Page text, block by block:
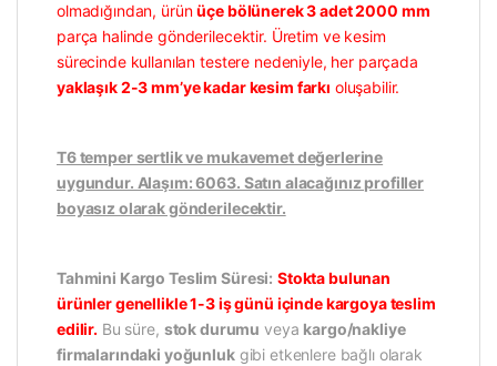
olmadığından, ürünüçe bölünerek 3 adet 2000 mm
parça halinde gönderilecektir. Üretim ve kesim
sürecinde kullanılan testere nedeniyle, her parçada
yaklaşık 2-3 mm’ye kadar kesim farkı oluşabilir.
T6 temper sertlik ve mukavemet değerlerine
uygundur. Alaşım: 6063. Satın alacağınız profiller
boyasız olarak gönderilecektir.
Tahmini Kargo Teslim Süresi: Stokta bulunan
ürünler genellikle 1-3 iş günü içinde kargoya teslim
edilir. Bu süre, stok durumu veya kargo/nakliye
firmalarındaki yoğunlukgibi etkenlere bağlı olarak